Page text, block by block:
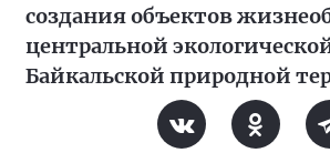
создания объектов
центральной
Байкальской природной